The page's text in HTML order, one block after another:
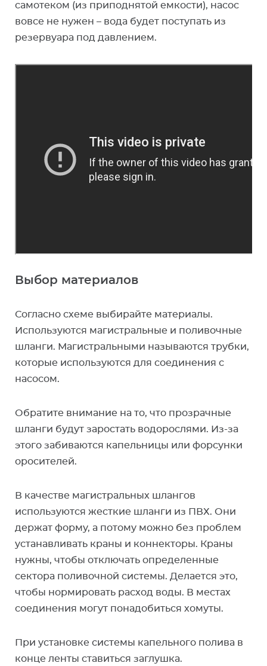
самотеком (из приподнятой емкости), насос
вовсе не нужен – вода будет поступать из
резервуара под давлением.
Выбор материалов
Согласно схеме выбирайте материалы.
Используются магистральные и поливочные
шланги. Магистральными называются трубки,
которые используются для соединения с
насосом.
Обратите внимание на то, что прозрачные
шланги будут заростать водорослями. Из-за
этого забиваются капельницы или форсунки
оросителей.
В качестве магистральных шлангов
используются жесткие шланги из ПВХ. Они
держат форму, а потому можно без проблем
устанавливать краны и коннекторы. Краны
нужны, чтобы отключать определенные
сектора поливочной системы. Делается это,
чтобы нормировать расход воды. В местах
соединения могут понадобиться хомуты.
При установке системы капельного полива в
конце ленты ставиться заглушка.